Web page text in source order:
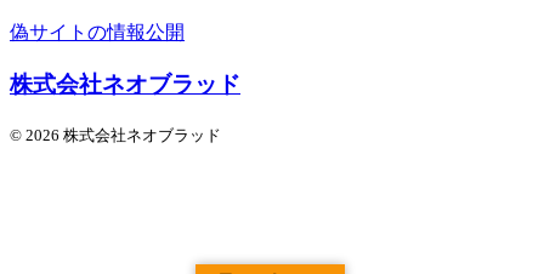
偽サイトの情報公開
株式会社ネオブラッド
© 2026 株式会社ネオブラッド